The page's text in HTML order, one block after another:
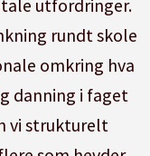
utfordringer.
rundt skole
omkring hva
danning i faget
vi strukturelt